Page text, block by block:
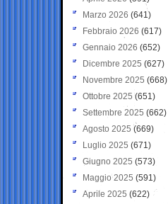
Marzo 2026 (641)
Febbraio 2026 (617)
Gennaio 2026 (652)
Dicembre 2025 (627)
Novembre 2025 (668)
Ottobre 2025 (651)
Settembre 2025 (662)
Agosto 2025 (669)
Luglio 2025 (671)
Giugno 2025 (573)
Maggio 2025 (591)
Aprile 2025 (622)